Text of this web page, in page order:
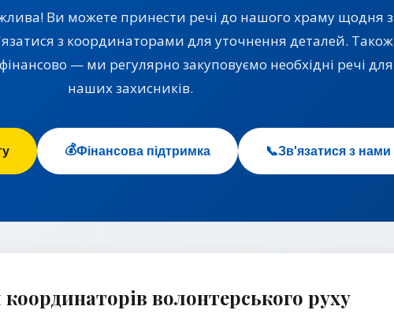
Ви можете принести речі до нашого храму щодня з
з координаторами для уточнення деталей. Також
— ми регулярно закуповуємо необхідні речі для
наших захисників.
💰Фінансова підтримка 📞Зв'язатися з нами
волонтерського руху